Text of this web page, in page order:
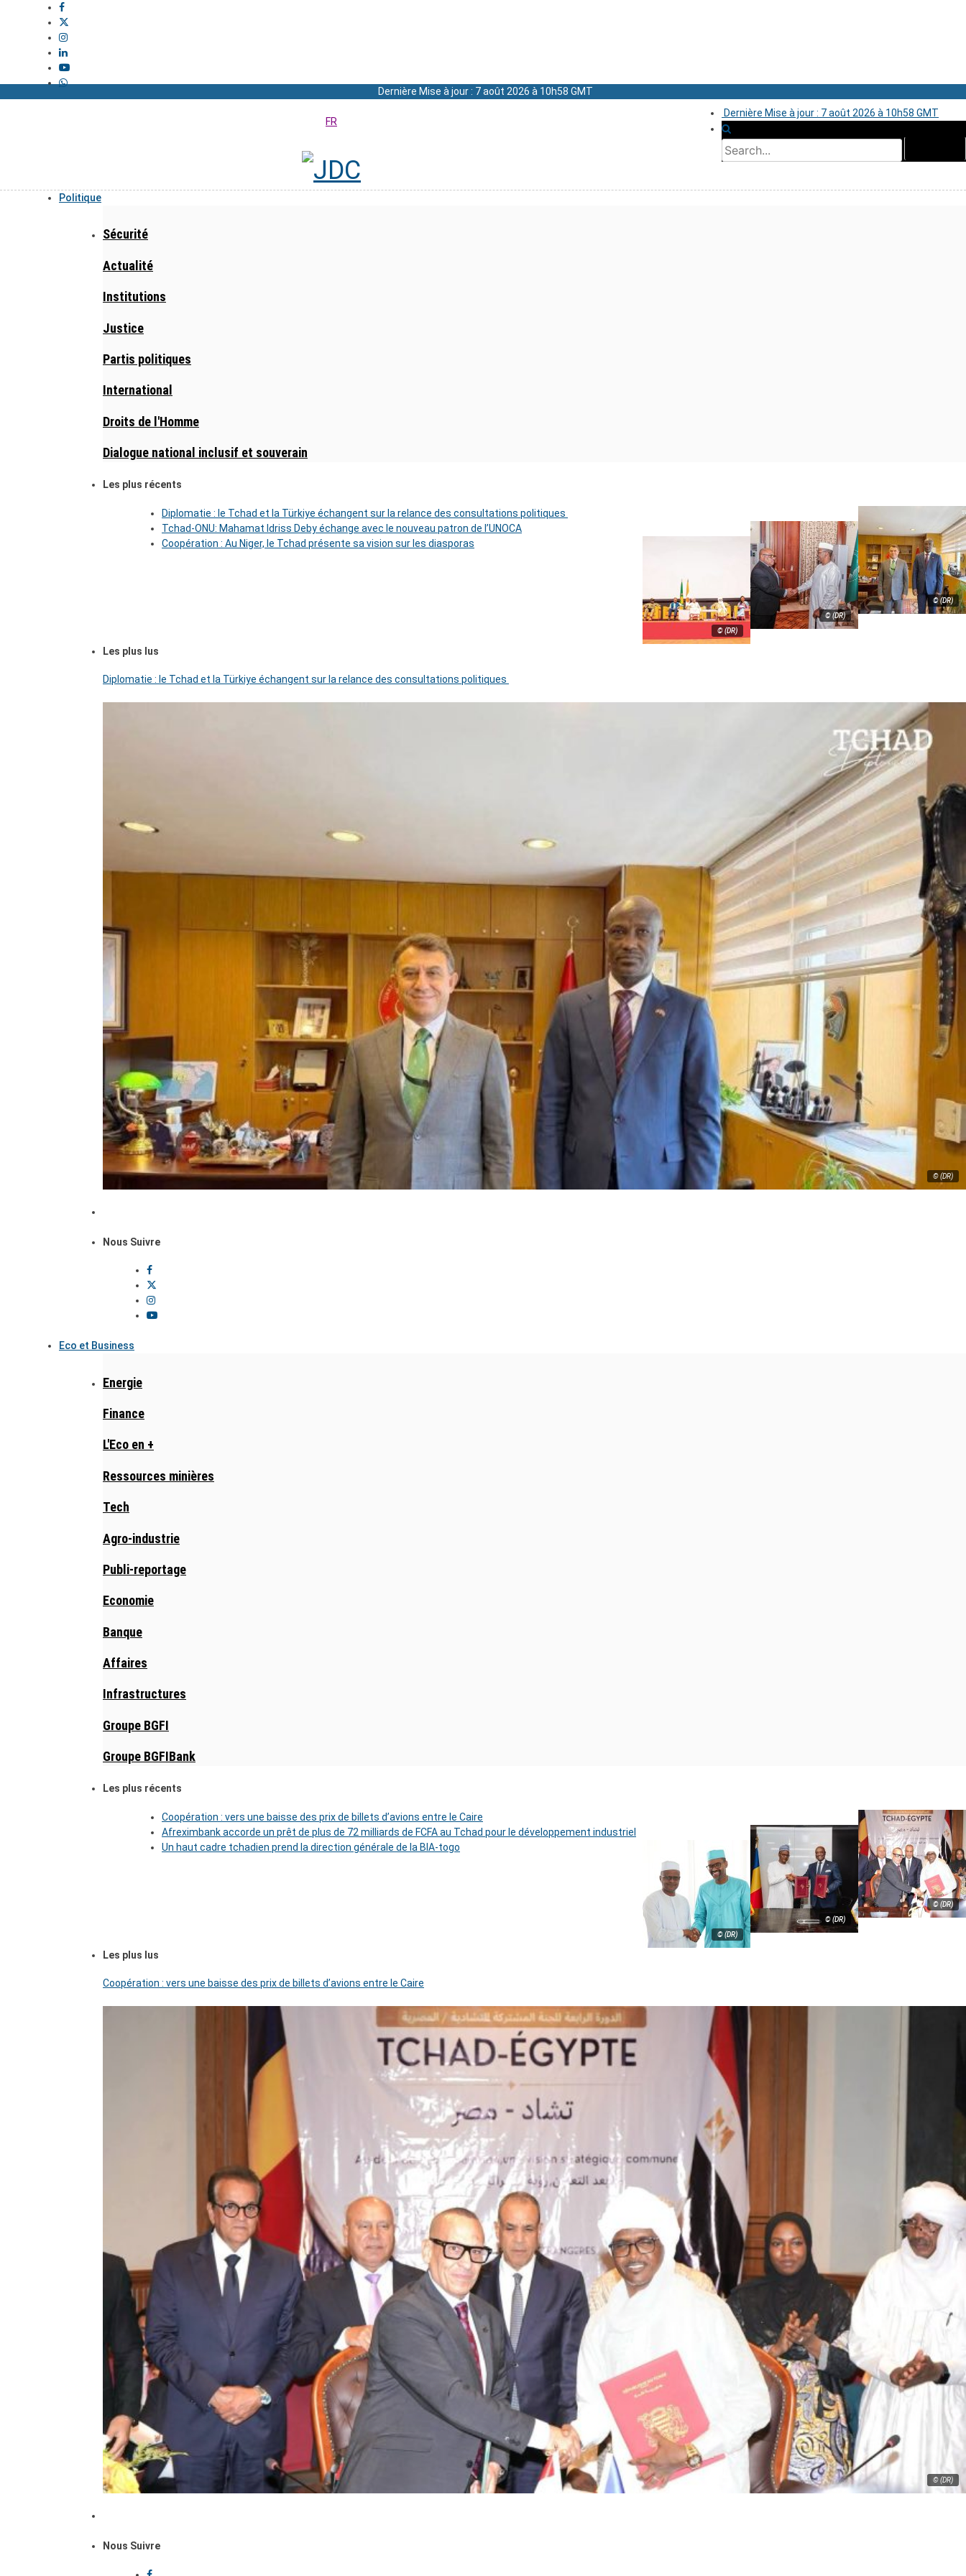
Dernière Mise à jour : 7 août 2026 à 10h58 GMT
Dernière Mise à jour : 7 août 2026 à 10h58 GMT
FR
Politique
Sécurité
Actualité
Institutions
Justice
Partis politiques
International
Droits de l'Homme
Dialogue national inclusif et souverain
Les plus récents
© (DR)
Diplomatie : le Tchad et la Türkiye échangent sur la relance des consultations politiques
© (DR)
Tchad-ONU: Mahamat Idriss Deby échange avec le nouveau patron de l’UNOCA
© (DR)
Coopération : Au Niger, le Tchad présente sa vision sur les diasporas
Les plus lus
Diplomatie : le Tchad et la Türkiye échangent sur la relance des consultations politiques
© (DR)
Nous Suivre
Eco et Business
Energie
Finance
L'Eco en +
Ressources minières
Tech
Agro-industrie
Publi-reportage
Economie
Banque
Affaires
Infrastructures
Groupe BGFI
Groupe BGFIBank
Les plus récents
© (DR)
Coopération : vers une baisse des prix de billets d’avions entre le Caire
© (DR)
Afreximbank accorde un prêt de plus de 72 milliards de FCFA au Tchad pour le développement industriel
© (DR)
Un haut cadre tchadien prend la direction générale de la BIA-togo
Les plus lus
Coopération : vers une baisse des prix de billets d’avions entre le Caire
© (DR)
Nous Suivre